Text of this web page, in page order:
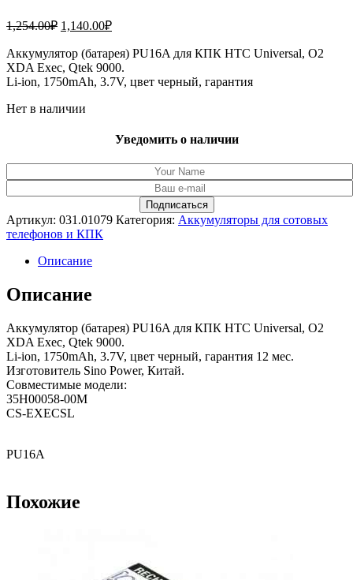
1,254.00₽ Первоначальная
составляла
1,254.00₽.
1,140.00₽Текущая
1,140.00₽.
Аккумулятор (батарея) PU16A для КПК HTC Universal, O2
XDA Exec, Qtek 9000.
Li-ion, 1750mAh, 3.7V, цвет черный, гарантия
Нет в наличии
Уведомить о наличии
Артикул: 031.01079 Категория: Аккумуляторы для сотовых
телефонов и КПК
Описание
Описание
Аккумулятор (батарея) PU16A для КПК HTC Universal, O2
XDA Exec, Qtek 9000.
Li-ion, 1750mAh, 3.7V, цвет черный, гарантия 12 мес.
Изготовитель Sino Power, Китай.
Совместимые модели:
35H00058-00M
CS-EXECSL
PU16A
Похожие